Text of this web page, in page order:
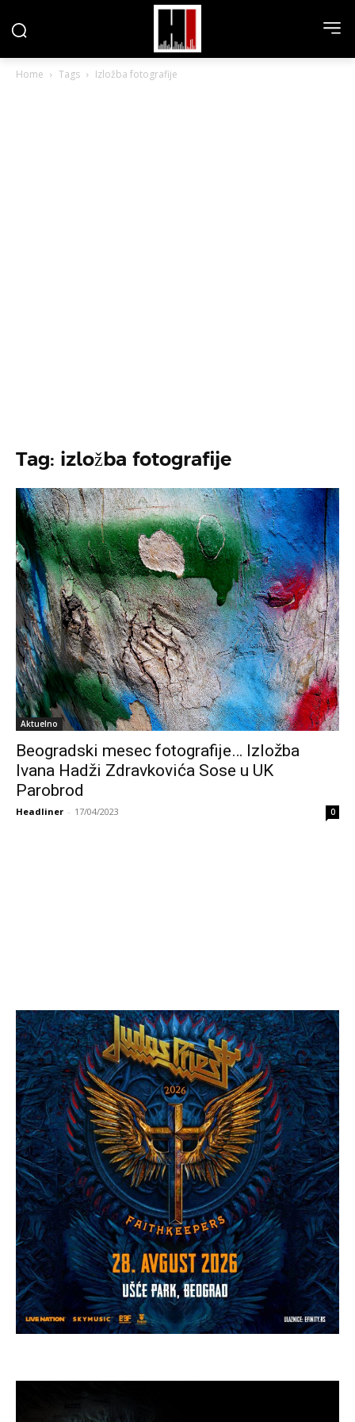
Home Tags Izložba fotografije
Tag: izložba fotografije
Aktuelno
Beogradski mesec fotografije… Izložba
Ivana Hadži Zdravkovića Sose u UK
Parobrod
Headliner - 17/04/2023 0